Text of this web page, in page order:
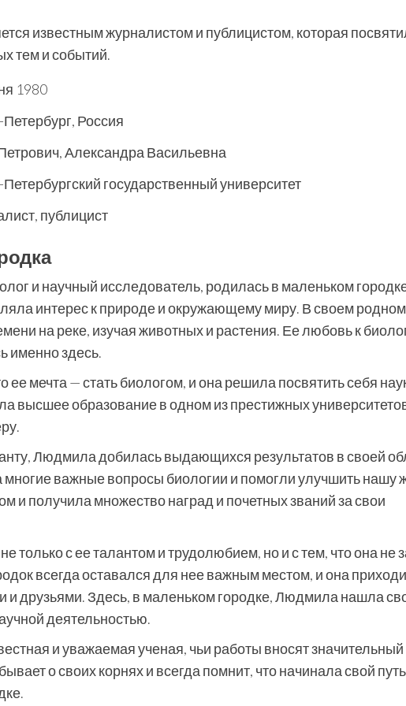
известным журналистом и публицистом, которая
тем и событий.
1980
Россия
Александра Васильевна
государственный университет
публицист
и научный исследователь, родилась в маленьком
интерес к природе и окружающему миру. В своем родном
на реке, изучая животных и растения. Ее любовь к
именно здесь.
мечта — стать биологом, и она решила посвятить себя
высшее образование в одном из престижных
Людмила добилась выдающихся результатов в своей
важные вопросы биологии и помогли улучшить нашу
и получила множество наград и почетных званий за свои
только с ее талантом и трудолюбием, но и с тем, что она не
всегда оставался для нее важным местом, и она
и друзьями. Здесь, в маленьком городке, Людмила нашла
деятельностью.
и уважаемая ученая, чьи работы вносят
о своих корнях и всегда помнит, что начинала свой путь